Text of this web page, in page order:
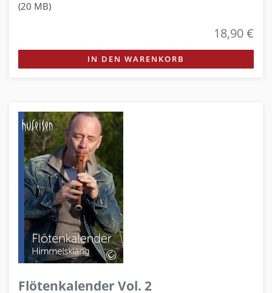
(20 MB)
18,90 €
IN DEN WARENKORB
Flötenkalender Vol. 2